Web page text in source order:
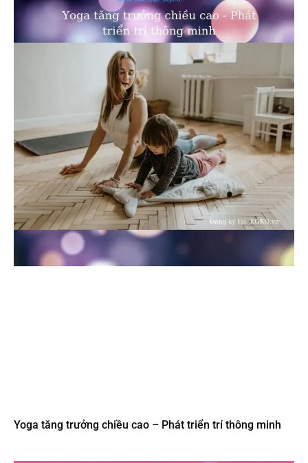
Yoga tăng trưởng chiều cao – Phát triển trí thông minh